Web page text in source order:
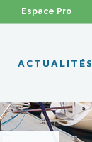
Espace Pro
ACTUALITÉS